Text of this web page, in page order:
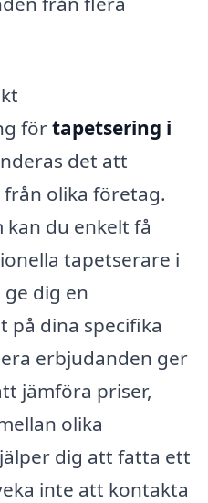
förtapetsering i
det att
olika företag.
du enkelt få
tapetserare i
dig en
på dina specifika
erbjudanden ger
jämföra priser,
olika
dig att fatta ett
inte att kontakta